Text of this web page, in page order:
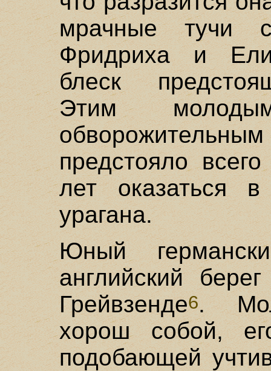
мрачные тучи
Фридриха и
блеск
Этим
предстояло
лет оказаться в
урагана.
Юный
английский
Грейвзенде6.
хорош собой,
подобающей